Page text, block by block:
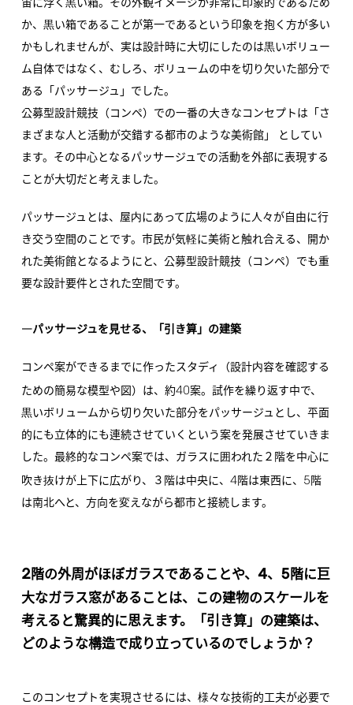
宙に浮く黒い箱。その外観イメージが非常に印象的であるため
か、黒い箱であることが第一であるという印象を抱く方が多い
かもしれませんが、実は設計時に大切にしたのは黒いボリュー
ム自体ではなく、むしろ、ボリュームの中を切り欠いた部分で
ある「パッサージュ」でした。
公募型設計競技（コンペ）での一番の大きなコンセプトは「さ
まざまな人と活動が交錯する都市のような美術館」 としてい
ます。その中心となるパッサージュでの活動を外部に表現する
ことが大切だと考えました。
パッサージュとは、屋内にあって広場のように人々が自由に行
き交う空間のことです。市民が気軽に美術と触れ合える、開か
れた美術館となるようにと、公募型設計競技（コンペ）でも重
要な設計要件とされた空間です。
―パッサージュを見せる、「引き算」の建築
コンペ案ができるまでに作ったスタディ（設計内容を確認する
ための簡易な模型や図）は、約40案。試作を繰り返す中で、
黒いボリュームから切り欠いた部分をパッサージュとし、平面
的にも立体的にも連続させていくという案を発展させていきま
した。最終的なコンペ案では、ガラスに囲われた２階を中心に
吹き抜けが上下に広がり、３階は中央に、 4階は東西に、 5階
は南北へと、方向を変えながら都市と接続します。
2階の外周がほぼガラスであることや、 4、 5階に巨
大なガラス窓があることは、この建物のスケールを
考えると驚異的に思えます。「引き算」の建築は、
どのような構造で成り立っているのでしょうか？
このコンセプトを実現させるには、様々な技術的工夫が必要で